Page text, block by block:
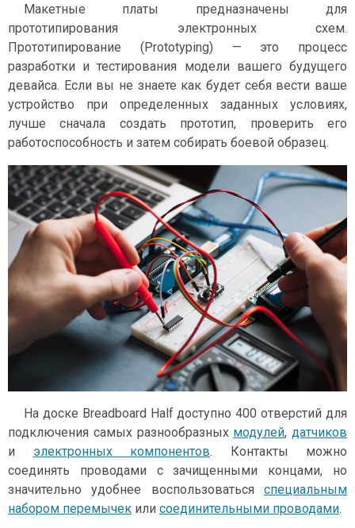
Макетные платы предназначены для
прототипирования электронных схем.
Прототипирование (Prototyping) — это процесс
разработки и тестирования модели вашего будущего
девайса. Если вы не знаете как будет себя вести ваше
устройство при определенных заданных условиях,
лучше сначала создать прототип, проверить его
работоспособность и затем собирать боевой образец.
На доске Breadboard Half доступно 400 отверстий для
подключения самых разнообразных модулей, датчиков
и электронных компонентов. Контакты можно
соединять проводами с зачищенными концами, но
значительно удобнее воспользоваться специальным
набором перемычек или соединительными проводами.